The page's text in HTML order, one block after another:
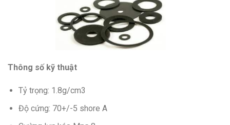
Thông số kỹ thuật
Tỷ trọng: 1.8g/cm3
Độ cứng: 70+/-5 shore A